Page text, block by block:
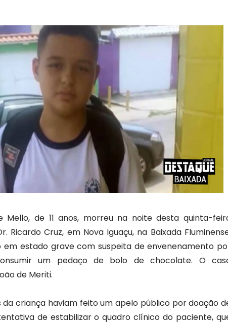
Mello, de 11 anos, morreu na noite desta quinta-
Ricardo Cruz, em Nova Iguaçu, na Baixada
em estado grave com suspeita de envenenamento
um pedaço de bolo de chocolate. O
de Meriti.
da criança haviam feito um apelo público por doação
de estabilizar o quadro clínico do paciente,